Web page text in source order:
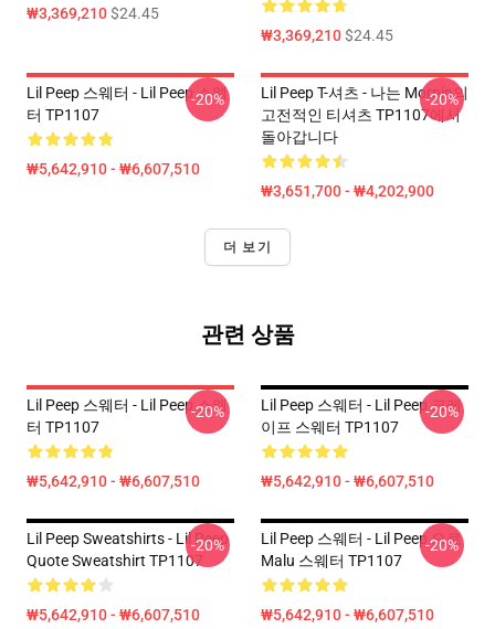
₩3,369,210$24.45
₩3,369,210$24.45
Lil Peep 스웨터 - Lil Peep 스웨
터 TP1107
₩5,642,910 - ₩6,607,510
-20%
Lil Peep T-셔츠 - 나는 Mornin의
고전적인 티셔츠 TP1107에서
돌아갑니다
₩3,651,700 - ₩4,202,900
-20%
더 보기
관련 상품
Lil Peep 스웨터 - Lil Peep 스웨
터 TP1107
₩5,642,910 - ₩6,607,510
-20%
Lil Peep 스웨터 - Lil Peep 크레
이프 스웨터 TP1107
₩5,642,910 - ₩6,607,510
-20%
Lil Peep Sweatshirts - Lil Peep
Quote Sweatshirt TP1107
₩5,642,910 - ₩6,607,510
-20%
Lil Peep 스웨터 - Lil Peep 으로
Malu 스웨터 TP1107
₩5,642,910 - ₩6,607,510
-20%